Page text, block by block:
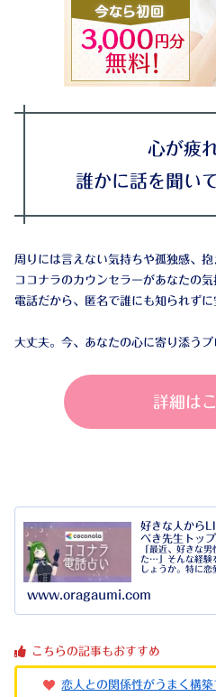
心が疲
誰かに話を聞い
周りには言えない気持ちや孤独感、抱
ココナラのカウンセラーがあなたの気
電話だから、匿名で誰にも知られずに
大丈夫。今、あなたの心に寄り添うプ
詳細は
好きな人から
べき先生トッ
「最近、好きな
た…」そんな経験
しょうか。特に
www.oragaumi.com
こちらの記事もおすすめ
恋人との関係性がうまく構築